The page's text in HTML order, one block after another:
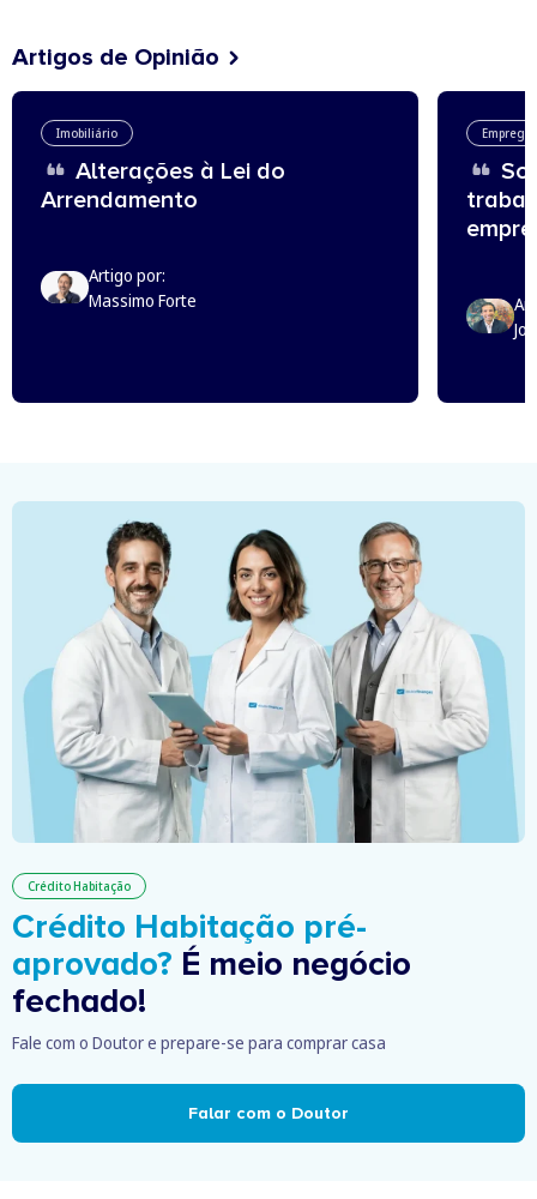
Artigos de Opinião
Imobiliário
Alterações à Lei do
Arrendamento
Artigo por:
Massimo Forte
Emprego
Crédito Habitação
Crédito Habitação pré-
aprovado? É meio negócio
fechado!
Fale com o Doutor e prepare-se para comprar casa
Falar com o Doutor